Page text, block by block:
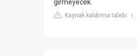
girmeyecek.
Kaynak kaldırma talebi |